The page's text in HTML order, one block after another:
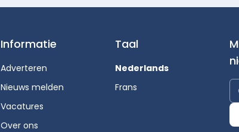
Informatie
Adverteren
Nieuws melden
Vacatures
Over ons
Taal
Nederlands
Frans